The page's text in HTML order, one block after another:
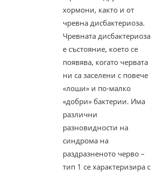
хормони, както и от
чревна дисбактериоза.
Чревната дисбактериоза
е състояние, което се
появява, когато червата
ни са заселени с повече
«лоши» и по-малко
«добри» бактерии. Има
различни
разновидности на
синдрома на
раздразненото черво –
тип 1 се характеризира с